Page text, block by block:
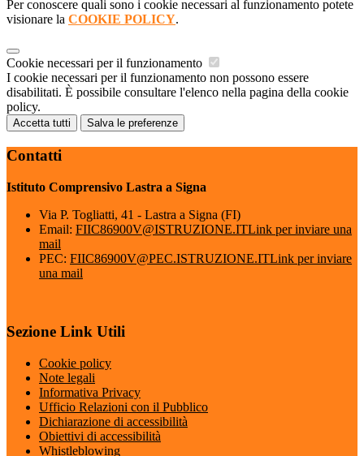
Per conoscere quali sono i cookie necessari al funzionamento potete
visionare la COOKIE POLICY.
Cookie necessari per il funzionamento
I cookie necessari per il funzionamento non possono essere
disabilitati. È possibile consultare l'elenco nella pagina della cookie
policy.
Accetta tutti Salva le preferenze
Contatti
Istituto Comprensivo Lastra a Signa
Via P. Togliatti, 41 - Lastra a Signa (FI)
Email: FIIC86900V@ISTRUZIONE.ITLink per inviare una
mail
PEC: FIIC86900V@PEC.ISTRUZIONE.ITLink per inviare
una mail
Sezione Link Utili
Cookie policy
Note legali
Informativa Privacy
Ufficio Relazioni con il Pubblico
Dichiarazione di accessibilità
Obiettivi di accessibilità
Whistleblowing